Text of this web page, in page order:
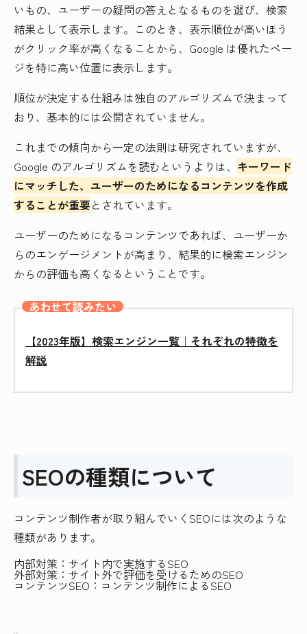
いもの、ユーザーの疑問の答えとなるものを選び、検索
結果として表示します。このとき、表示順位が高いほう
がクリック率が高くなることから、Google は優れたペー
ジを特に高い位置に表示します。
順位が決定する仕組みは独自のアルゴリズムで決まって
おり、基本的には公開されていません。
これまでの傾向から一定の法則は研究されていますが、
Google のアルゴリズムを読むというよりは、 キーワード
にマッチした、ユーザーのためになるコンテンツを作成
することが重要とされています。
ユーザーのためになるコンテンツであれば、ユーザーか
らのエンゲージメントが高まり、結果的に検索エンジン
からの評価も高くなるということです。
あわせて読みたい
【2023年版】検索エンジン一覧｜それぞれの特徴を
解説
SEOの種類について
コンテンツ制作者が取り組んでいくSEOには次のような
種類があります。
内部対策：サイト内で実施するSEO
外部対策：サイト外で評価を受けるためのSEO
コンテンツSEO：コンテンツ制作によるSEO